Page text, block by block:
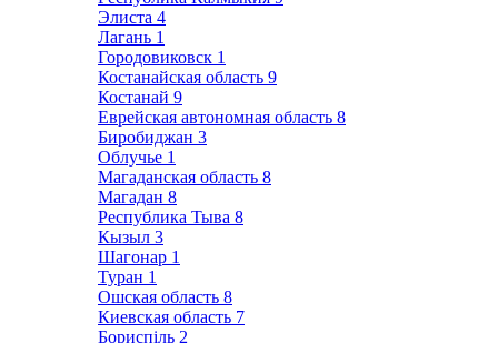
Элиста 4
Лагань 1
Городовиковск 1
Костанайская область 9
Костанай 9
Еврейская автономная область 8
Биробиджан 3
Облучье 1
Магаданская область 8
Магадан 8
Республика Тыва 8
Кызыл 3
Шагонар 1
Туран 1
Ошская область 8
Киевская область 7
Бориспіль 2